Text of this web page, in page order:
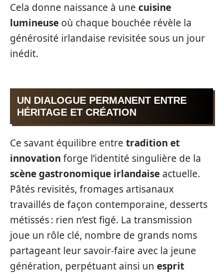
Cela donne naissance à une cuisine
lumineuse où chaque bouchée révèle la
générosité irlandaise revisitée sous un jour
inédit.
UN DIALOGUE PERMANENT ENTRE
HÉRITAGE ET CRÉATION
Ce savant équilibre entre tradition et
innovation forge l’identité singulière de la
scène gastronomique irlandaise actuelle.
Pâtés revisités, fromages artisanaux
travaillés de façon contemporaine, desserts
métissés : rien n’est figé. La transmission
joue un rôle clé, nombre de grands noms
partageant leur savoir-faire avec la jeune
génération, perpétuant ainsi un esprit